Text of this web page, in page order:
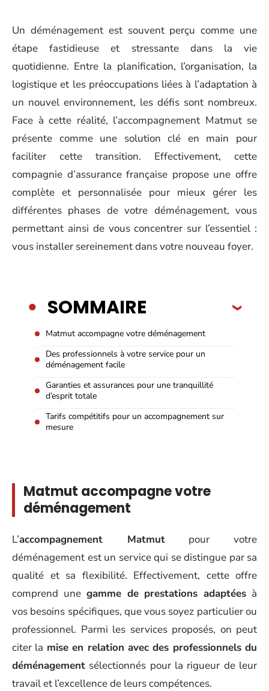
Un déménagement est souvent perçu comme une
étape fastidieuse et stressante dans la vie
quotidienne. Entre la planification, l’organisation, la
logistique et les préoccupations liées à l’adaptation à
un nouvel environnement, les défis sont nombreux.
Face à cette réalité, l’accompagnement Matmut se
présente comme une solution clé en main pour
faciliter cette transition. Effectivement, cette
compagnie d’assurance française propose une offre
complète et personnalisée pour mieux gérer les
différentes phases de votre déménagement, vous
permettant ainsi de vous concentrer sur l’essentiel :
vous installer sereinement dans votre nouveau foyer.
SOMMAIRE
Matmut accompagne votre déménagement
Des professionnels à votre service pour un
déménagement facile
Garanties et assurances pour une tranquillité
d’esprit totale
Tarifs compétitifs pour un accompagnement sur
mesure
Matmut accompagne votre
déménagement
L’accompagnement Matmutpour votre
déménagement est un service qui se distingue par sa
qualité et sa flexibilité. Effectivement, cette offre
comprend une gamme de prestations adaptées à
vos besoins spécifiques, que vous soyez particulier ou
professionnel. Parmi les services proposés, on peut
citer la mise en relation avec des professionnels du
déménagement sélectionnés pour la rigueur de leur
travail et l’excellence de leurs compétences.